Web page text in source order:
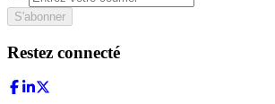
S'abonner
Restez connecté